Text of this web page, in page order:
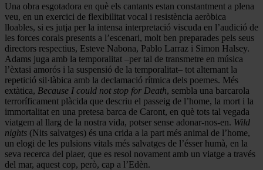
Una obra esgotadora en què els cantants estan constantment a plena
veu, en un exercici de flexibilitat vocal i resistència aeròbica
lloables, si es jutja per la intensa interpretació viscuda en l’audició de
les forces corals presents a l’escenari, molt ben preparades pels seus
directors respectius, Esteve Nabona, Pablo Larraz i Simon Halsey.
Adams juga amb la temporalitat –per tal de transmetre en música
l’èxtasi amorós i la suspensió de la temporalitat– tot alternant la
repetició sil·làbica amb la declamació rítmica dels poemes. Més
extàtica, Because I could not stop for Death, sembla una barcarola
terroríficament plàcida que descriu el passeig de l’home, la mort i la
immortalitat en una pretesa barca de Caront, en què tots tal vegada
viatgem al llarg de la nostra vida, potser sense adonar-nos-en. Wild
nights (Nits salvatges) és una crida a la part més animal de l’home,
un elogi de les pulsions vitals més salvatges de l’ésser humà, en la
seva recerca del plaer, que es resol novament amb un viatge a través
del mar, aquest cop, però, cap a l’Edèn.